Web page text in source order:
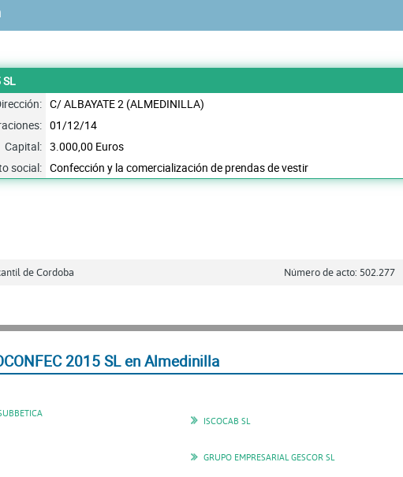
SL
C/ ALBAYATE 2 (ALMEDINILLA)
01/12/14
Capital: 3.000,00 Euros
social: Confección y la comercialización de prendas de vestir
de Cordoba Número de acto: 502.277
2015 SL en Almedinilla
ISCOCAB SL
GRUPO EMPRESARIAL GESCOR SL